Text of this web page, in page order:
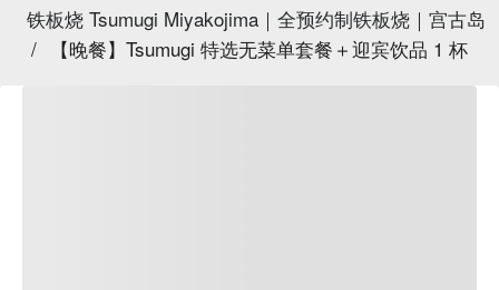
铁板烧 Tsumugi Miyakojima｜全预约制铁板烧｜宫古岛
/
【晚餐】Tsumugi 特选无菜单套餐＋迎宾饮品 1 杯